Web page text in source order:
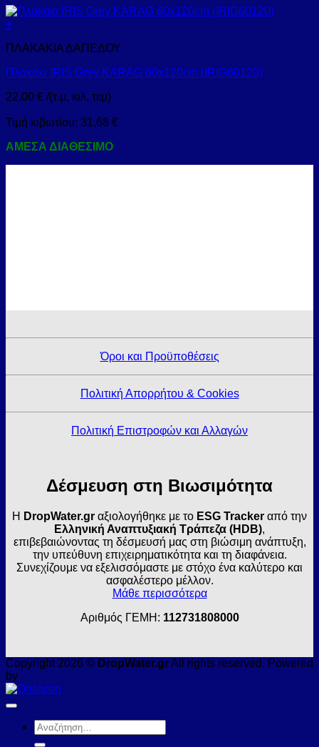
+
ΠΛΑΚΑΚΙΑ ΔΑΠΕΔΟΥ
Πλακάκι IRIS Grey KARAG 60x120cm (IRIG60120)
22,00 € /(τ.μ, κιλ, τεμ)
Τιμή κιβωτίου: 31,68 €
ΑΜΕΣΑ ΔΙΑΘΕΣΙΜΟ
Όροι και Προϋποθέσεις
Πολιτική Απορρήτου & Cookies
Πολιτική Επιστροφών και Αλλαγών
Δέσμευση στη Βιωσιμότητα
Η DropWater.gr αξιολογήθηκε με το ESG Tracker από την
Ελληνική Αναπτυξιακή Τράπεζα (HDB),
επιβεβαιώνοντας τη δέσμευσή μας στη βιώσιμη ανάπτυξη,
την υπεύθυνη επιχειρηματικότητα και τη διαφάνεια.
Συνεχίζουμε να εξελισσόμαστε με στόχο ένα καλύτερο και
ασφαλέστερο μέλλον.
Μάθε περισσότερα
Αριθμός ΓΕΜΗ: 112731808000
Copyright 2026 © DropWater.grAll rights reserved. Powered
by
Αναζήτηση
για: